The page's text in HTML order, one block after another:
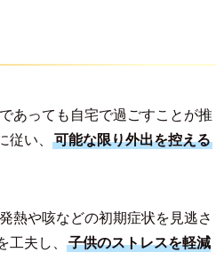
あっても自宅で過ごすことが推
い、
可能な限り外出を控える
熱や咳などの初期症状を見逃さ
夫し、
子供のストレスを軽減